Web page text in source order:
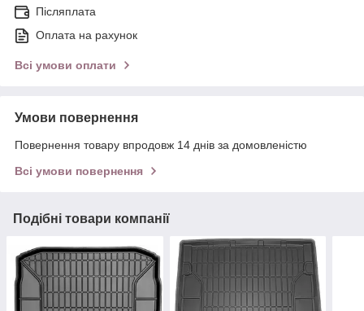
Післяплата
Оплата на рахунок
Всі умови оплати
Умови повернення
Повернення товару впродовж 14 днів за домовленістю
Всі умови повернення
Подібні товари компанії